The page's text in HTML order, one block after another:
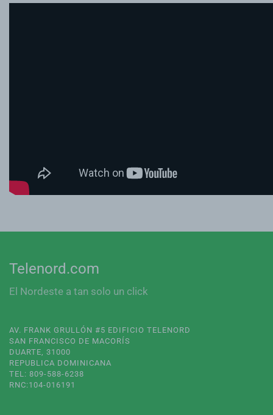
Telenord.com
El Nordeste a tan solo un click
AV. FRANK GRULLÓN #5 EDIFICIO TELENORD
SAN FRANCISCO DE MACORÍS
DUARTE, 31000
REPUBLICA DOMINICANA
TEL: 809-588-6238
RNC:104-016191